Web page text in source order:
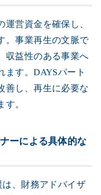
営資金を確保し、
。事業再生の文脈で
収益性のある事業へ
ます。DAYSパート
善し、再生に必要な
。
ーによる具体的な
、財務アドバイザ